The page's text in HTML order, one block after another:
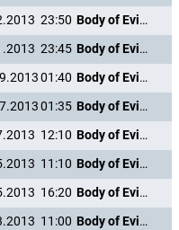
23:50
Body of Evidence
23:45
Body of Evidence
01:40
Body of Evidence
01:35
Body of Evidence
12:10
Body of Evidence
11:10
Body of Evidence
16:20
Body of Evidence
11:00
Body of Evidence